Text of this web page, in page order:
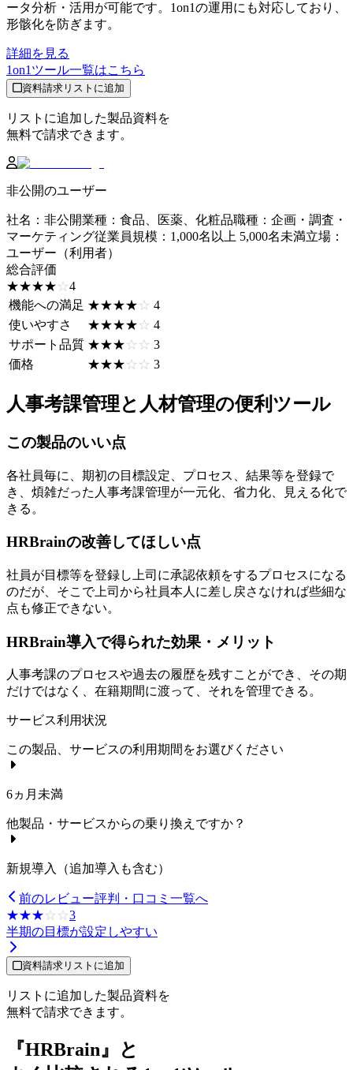
ータ分析・活用が可能です。1on1の運用にも対応しており、
形骸化を防ぎます。
詳細を見る
1on1ツール一覧はこちら
資料請求リストに追加
リストに追加した製品資料を
無料で請求できます。
非公開のユーザー
社名 ： 非公開業種 ： 食品、医薬、化粧品職種 ： 企画・調査・
マーケティング従業員規模 ： 1,000名以上 5,000名未満立場 ：
ユーザー（利用者）
総合評価
☆☆☆☆☆
★★★★★4
機能への満足 ☆☆☆☆☆
★★★★★ 4
使いやすさ
☆☆☆☆☆
★★★★★ 4
サポート品質 ☆☆☆☆☆
★★★★★ 3
価格
☆☆☆☆☆
★★★★★ 3
人事考課管理と人材管理の便利ツール
この製品のいい点
各社員毎に、期初の目標設定、プロセス、結果等を登録で
き、煩雑だった人事考課管理が一元化、省力化、見える化で
きる。
HRBrainの改善してほしい点
社員が目標等を登録し上司に承認依頼をするプロセスになる
のだが、そこで上司から社員本人に差し戻さなければ些細な
点も修正できない。
HRBrain導入で得られた効果・メリット
人事考課のプロセスや過去の履歴を残すことができ、その期
だけではなく、在籍期間に渡って、それを管理できる。
サービス利用状況
この製品、サービスの利用期間をお選びください
6ヵ月未満
他製品・サービスからの乗り換えですか？
新規導入（追加導入も含む）
前のレビュー評判・口コミ一覧へ
☆☆☆☆☆
★★★★★3
半期の目標が設定しやすい
資料請求リストに追加
リストに追加した製品資料を
無料で請求できます。
『HRBrain』と